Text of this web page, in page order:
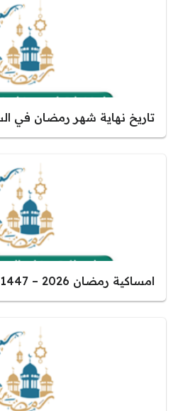
تاريخ نهاية شهر رمضان في
امساكية رمضان 2026 – 1447 المدينة المنورة